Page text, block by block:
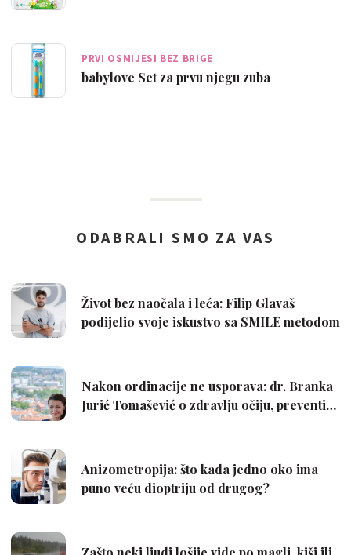
PRVI OSMIJESI BEZ BRIGE
babylove Set za prvu njegu zuba